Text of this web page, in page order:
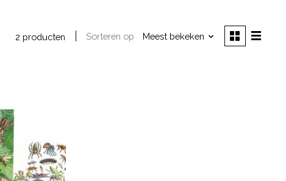
2 producten Sorteren op Meest bekeken